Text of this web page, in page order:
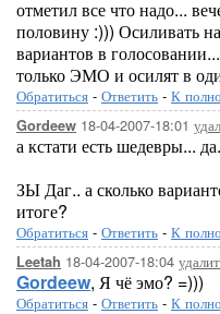
отметил все что надо...
половину :))) Осиливать
вариантов в
только ЭМО и осилят в
Обратиться - Ответить - К
Gordeew 18-04-2007-18:01
а кстати есть шедевры...
ЗЫ Даг.. а сколько
итоге?
Обратиться - Ответить - К
Leetah 18-04-2007-18:04
Gordeew, Я чё эмо? =)))
Обратиться - Ответить - К